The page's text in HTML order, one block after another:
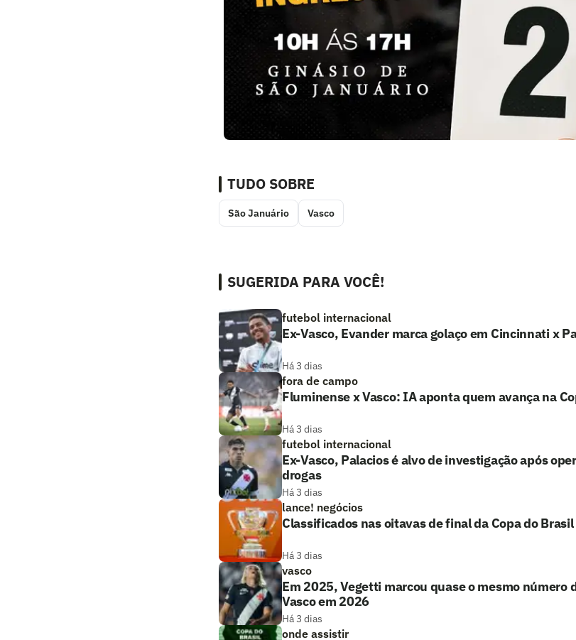
TUDO SOBRE
São Januário Vasco
SUGERIDA PARA VOCÊ!
futebol internacional
Ex-Vasco, Evander marca golaço em Cincinnati x
Há 3 dias
fora de campo
Fluminense x Vasco: IA aponta quem avança na
Há 3 dias
futebol internacional
Ex-Vasco, Palacios é alvo de investigação após
drogas
Há 3 dias
lance! negócios
Classificados nas oitavas de final da Copa do
Há 3 dias
vasco
Em 2025, Vegetti marcou quase o mesmo número
Vasco em 2026
Há 3 dias
onde assistir